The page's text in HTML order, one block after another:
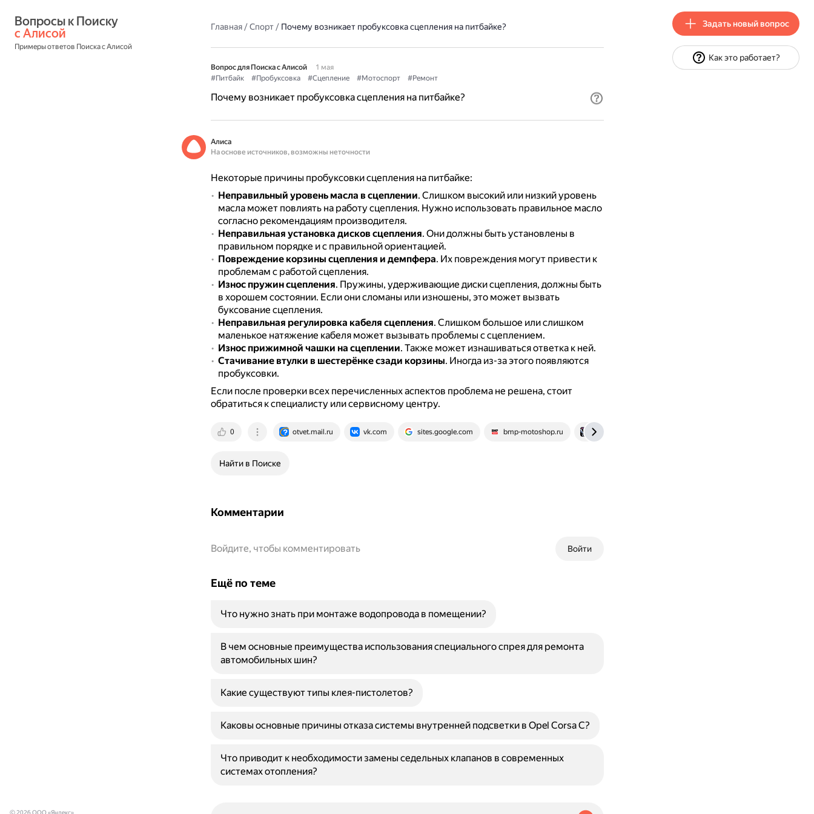
с Алисой
Примеры ответов Поиска с Алисой
Главная/Спорт/ Почему возникает пробуксовка сцепления на питбайке?
Вопрос для Поиска с Алисой
1 мая
#Питбайк
#Пробуксовка #Сцепление #Мотоспорт #Ремонт
Почему возникает пробуксовка сцепления на питбайке?
Алиса
На основе источников, возможны неточности
Некоторые причины пробуксовки сцепления на питбайке:
Неправильный уровень масла в сцеплении. Слишком высокий или низкий уровень
масла может повлиять на работу сцепления. Нужно использовать правильное масло
согласно рекомендациям производителя.
Неправильная установка дисков сцепления. Они должны быть установлены в
правильном порядке и с правильной ориентацией.
Повреждение корзины сцепления и демпфера. Их повреждения могут привести к
проблемам с работой сцепления.
Износ пружин сцепления. Пружины, удерживающие диски сцепления, должны быть
в хорошем состоянии. Если они сломаны или изношены, это может вызвать
буксование сцепления.
Неправильная регулировка кабеля сцепления. Слишком большое или слишком
маленькое натяжение кабеля может вызывать проблемы с сцеплением.
Износ прижимной чашки на сцеплении. Также может изнашиваться ответка к ней.
Стачивание втулки в шестерёнке сзади корзины. Иногда из-за этого появляются
пробуксовки.
Если после проверки всех перечисленных аспектов проблема не решена, стоит
обратиться к специалисту или сервисному центру.
0 otvet.mail.ru vk.com sites.google.com bmp-motoshop.ru www.motoforum.ru
Найти в Поиске
Комментарии
Войти
Войдите, чтобы комментировать
Ещё по теме
Что нужно знать при монтаже водопровода в помещении?
В чем основные преимущества использования специального спрея для ремонта
автомобильных шин?
Какие существуют типы клея-пистолетов?
Каковы основные причины отказа системы внутренней подсветки в Opel Corsa C?
Что приводит к необходимости замены седельных клапанов в современных
системах отопления?
© 2026 ООО «Яндекс»
Задать новый вопрос
Как это работает?